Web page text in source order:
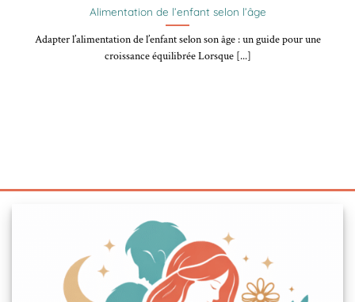
Alimentation de l’enfant selon l’âge
Adapter l’alimentation de l’enfant selon son âge : un guide pour une
croissance équilibrée Lorsque [...]